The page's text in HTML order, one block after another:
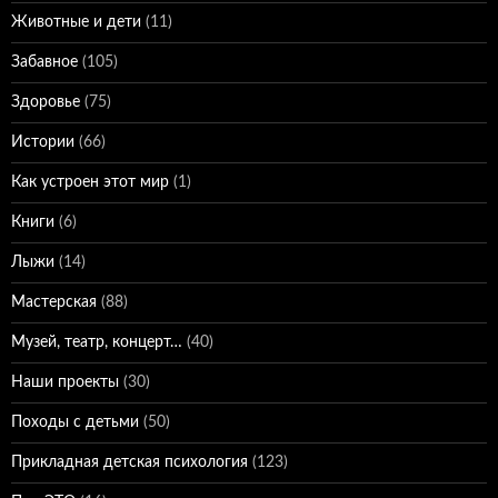
Животные и дети (11)
Забавное (105)
Здоровье (75)
Истории (66)
Как устроен этот мир (1)
Книги (6)
Лыжи (14)
Мастерская (88)
Музей, театр, концерт… (40)
Наши проекты (30)
Походы с детьми (50)
Прикладная детская психология (123)